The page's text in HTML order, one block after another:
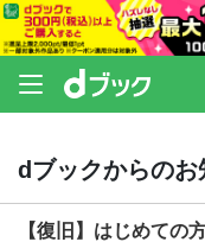
dブックからのお
【復旧】はじめての